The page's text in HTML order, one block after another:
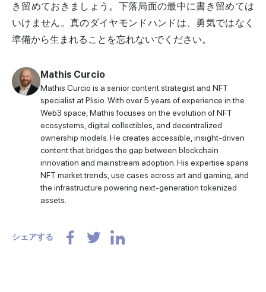
き留めておきましょう。下落局面の最中に書き留めては
いけません。真のダイヤモンドハンドは、勇気ではなく
準備から生まれることを忘れないでください。
Mathis Curcio
Mathis Curcio is a senior content strategist and NFT
specialist at Plisio. With over 5 years of experience in the
Web3 space, Mathis focuses on the evolution of NFT
ecosystems, digital collectibles, and decentralized
ownership models. He creates accessible, insight-driven
content that bridges the gap between blockchain
innovation and mainstream adoption. His expertise spans
NFT market trends, use cases across art and gaming, and
the infrastructure powering next-generation tokenized
assets.
シェアする